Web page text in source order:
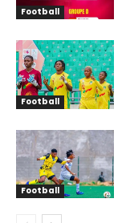
Football
Football
Football